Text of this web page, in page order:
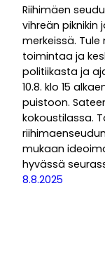
Riihimäen
vihreän piknikin
merkeissä.
toimintaa ja
politiikasta ja
10.8. klo 15
puistoon.
kokoustilassa.
mukaan
hyvässä
8.8.2025